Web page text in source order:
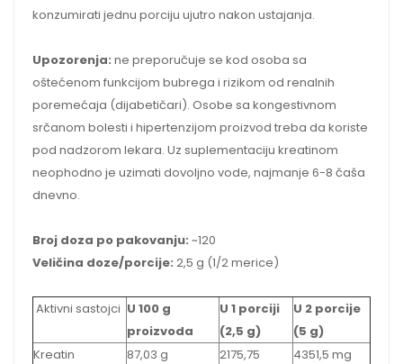
konzumirati jednu porciju ujutro nakon ustajanja.
Upozorenja: ne preporučuje se kod osoba sa
oštećenom funkcijom bubrega i rizikom od renalnih
poremećaja (dijabetičari). Osobe sa kongestivnom
srčanom bolesti i hipertenzijom proizvod treba da koriste
pod nadzorom lekara. Uz suplementaciju kreatinom
neophodno je uzimati dovoljno vode, najmanje 6-8 čaša
dnevno.
Broj doza po pakovanju: ~120
Veličina doze/porcije: 2,5 g (1/2 merice)
Aktivni sastojci U 100 g
proizvoda
U 1 porciji
(2,5 g)
U 2 porcije
(5 g)
Kreatin
87,03 g
2175,75
4351,5 mg